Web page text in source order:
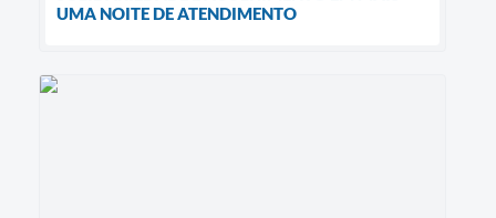
UMA NOITE DE ATENDIMENTO